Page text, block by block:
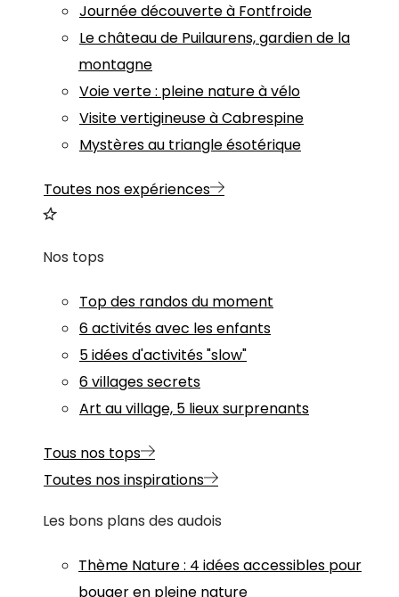
Journée découverte à Fontfroide
Le château de Puilaurens, gardien de la
montagne
Voie verte : pleine nature à vélo
Visite vertigineuse à Cabrespine
Mystères au triangle ésotérique
Toutes nos expériences
Nos tops
Top des randos du moment
6 activités avec les enfants
5 idées d'activités "slow"
6 villages secrets
Art au village, 5 lieux surprenants
Tous nos tops
Toutes nos inspirations
Les bons plans des audois
Thème Nature: 4 idées accessibles pour
bouger en pleine nature